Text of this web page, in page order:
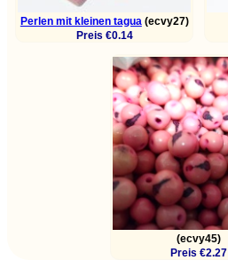
Perlen mit kleinen tagua(ecvy27)
Preis €0.14
(ecvy45)
Preis €2.27